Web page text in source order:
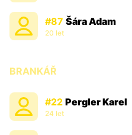
Šára Adam
#87
20 let
BRANKÁŘ
Pergler Karel
#22
24 let